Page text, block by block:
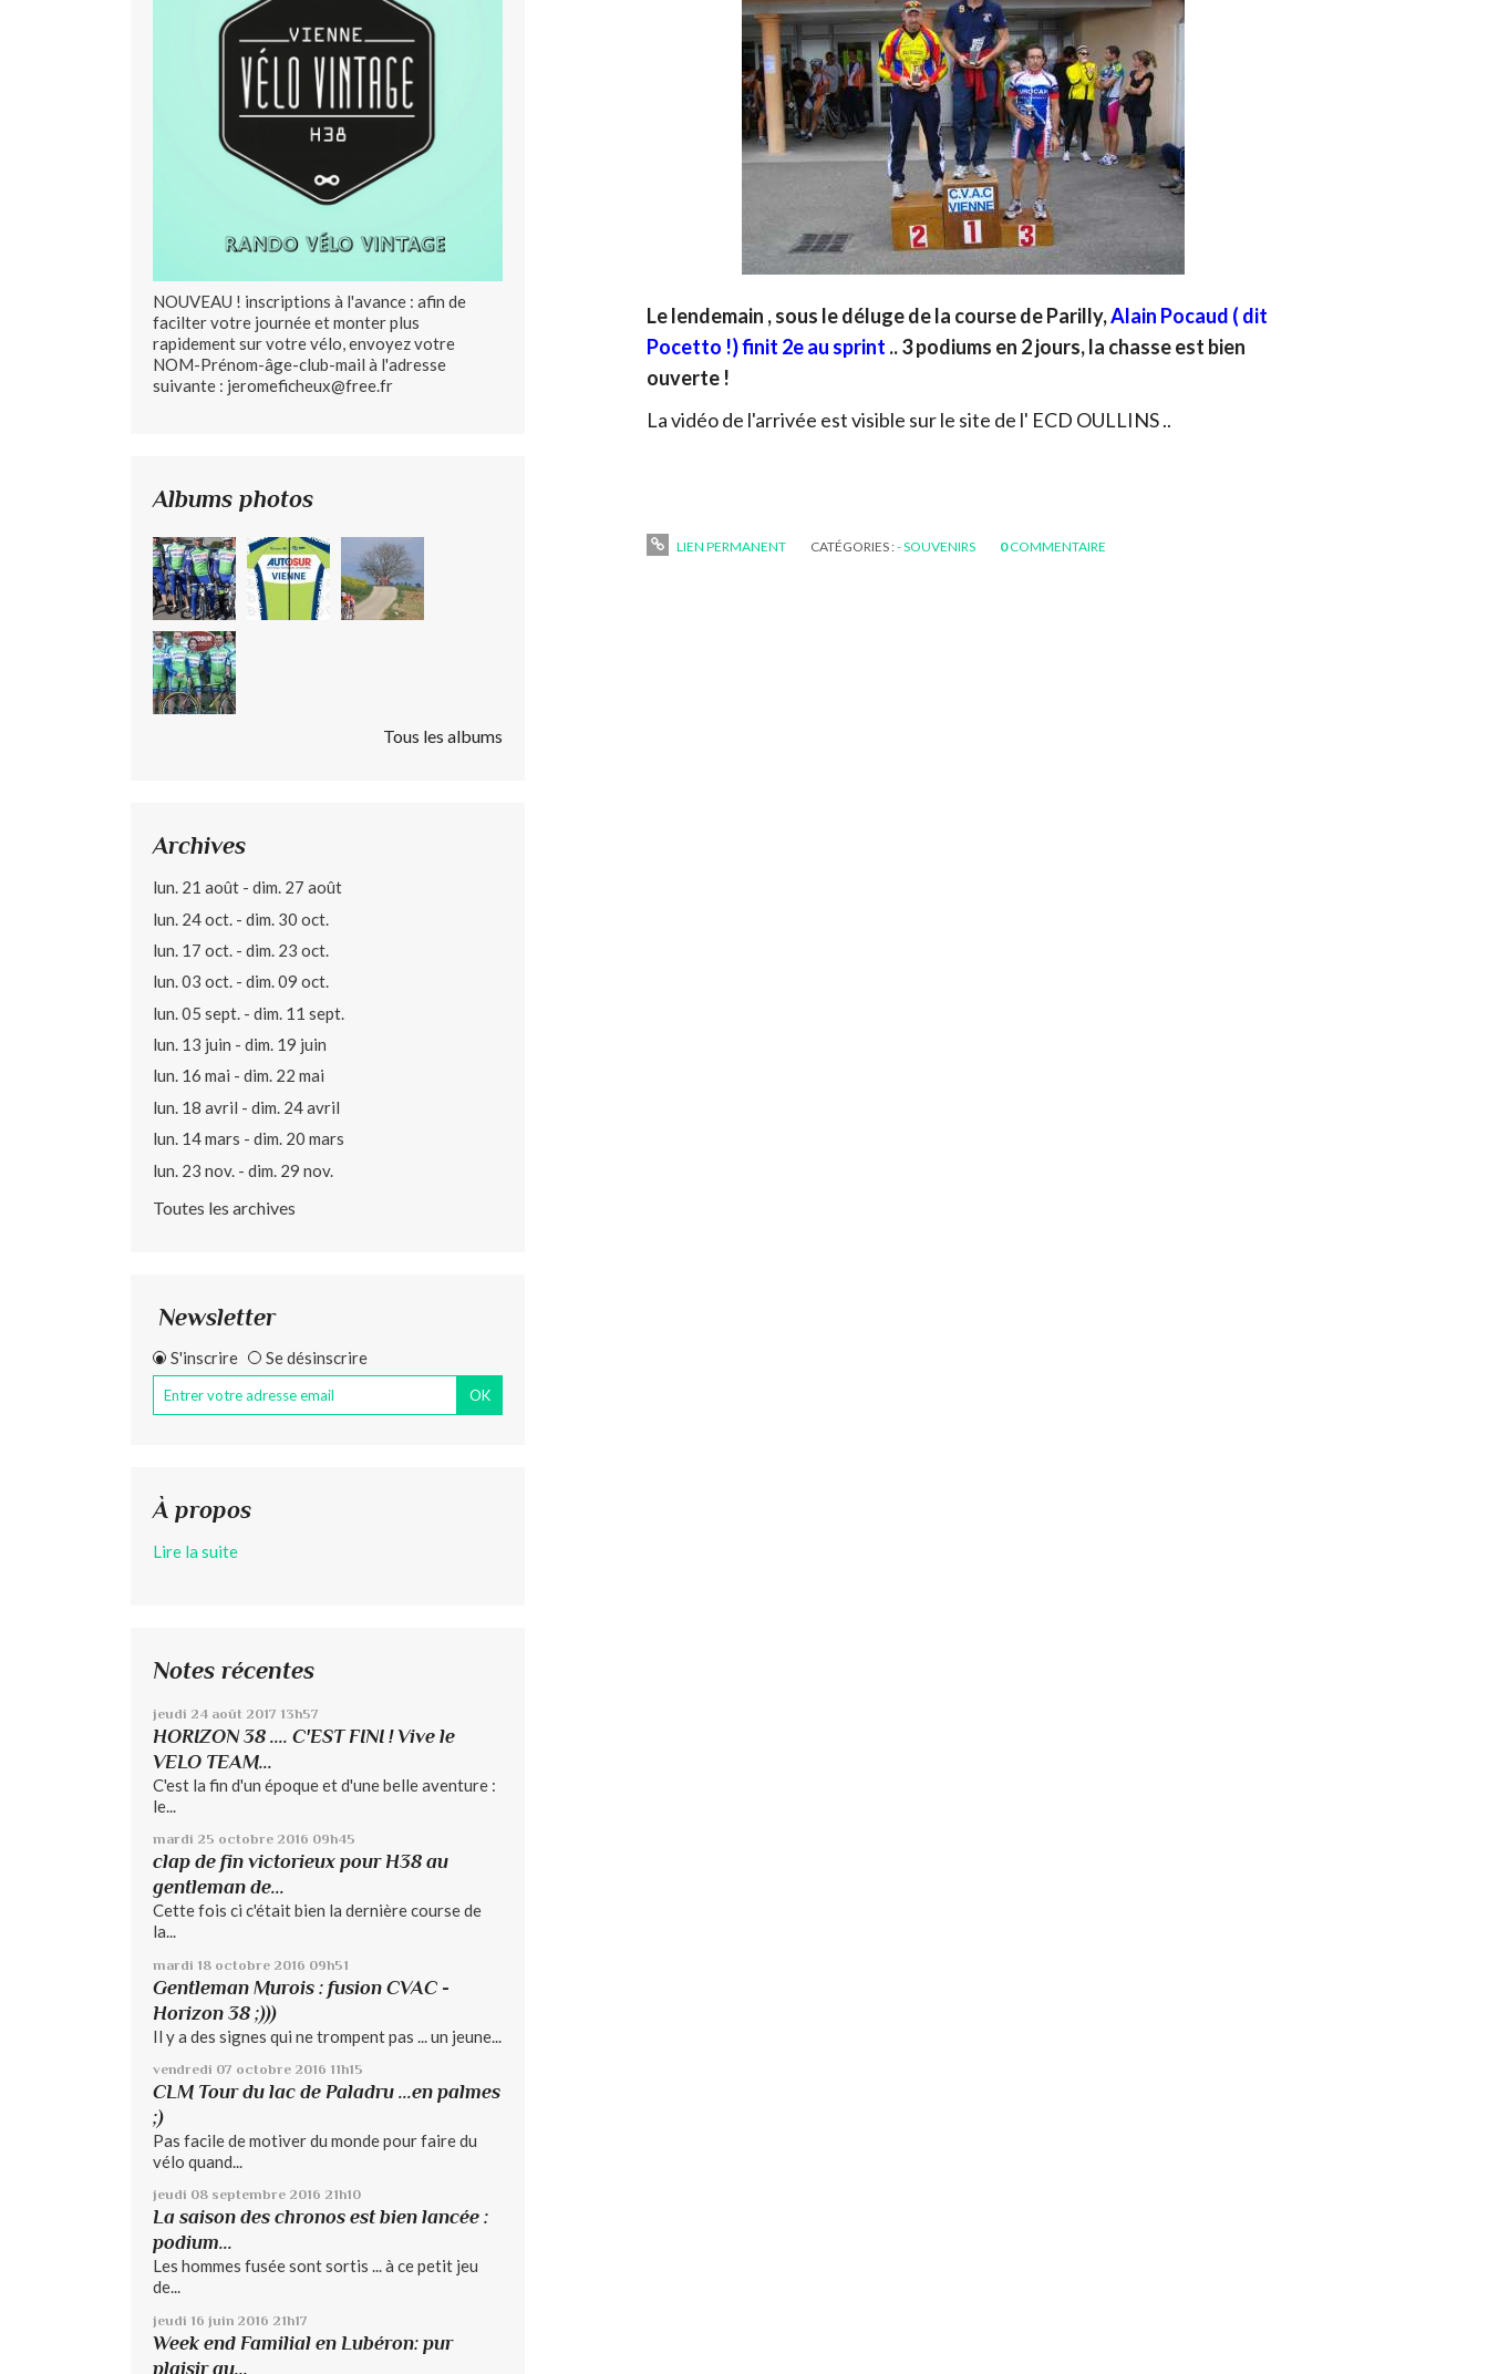
NOUVEAU ! inscriptions à l'avance : afin de
facilter votre journée et monter plus
rapidement sur votre vélo, envoyez votre
NOM-Prénom-âge-club-mail à l'adresse
suivante : jeromeficheux@free.fr
Albums photos
Tous les albums
Archives
lun. 21 août - dim. 27 août
lun. 24 oct. - dim. 30 oct.
lun. 17 oct. - dim. 23 oct.
lun. 03 oct. - dim. 09 oct.
lun. 05 sept. - dim. 11 sept.
lun. 13 juin - dim. 19 juin
lun. 16 mai - dim. 22 mai
lun. 18 avril - dim. 24 avril
lun. 14 mars - dim. 20 mars
lun. 23 nov. - dim. 29 nov.
Toutes les archives
Newsletter
S'inscrire Se désinscrire
À propos
Lire la suite
Notes récentes
jeudi 24 août 2017 13h57
HORIZON 38 .... C'EST FINI ! Vive le
VELO TEAM...
C'est la fin d'un époque et d'une belle aventure :
le...
mardi 25 octobre 2016 09h45
clap de fin victorieux pour H38 au
gentleman de...
Cette fois ci c'était bien la dernière course de
la...
mardi 18 octobre 2016 09h51
Gentleman Murois : fusion CVAC -
Horizon 38 ;)))
Il y a des signes qui ne trompent pas ... un jeune...
vendredi 07 octobre 2016 11h15
CLM Tour du lac de Paladru ...en palmes
;)
Pas facile de motiver du monde pour faire du
vélo quand...
jeudi 08 septembre 2016 21h10
La saison des chronos est bien lancée :
podium...
Les hommes fusée sont sortis ... à ce petit jeu
de...
jeudi 16 juin 2016 21h17
Week end Familial en Lubéron: pur
plaisir au...
Le lendemain , sous le déluge de la course de Parilly,Alain Pocaud ( dit
Pocetto !) finit 2e au sprint .. 3 podiums en 2 jours, la chasse est bien
ouverte !
La vidéo de l'arrivée est visible sur le site de l' ECD OULLINS ..
LIEN PERMANENT CATÉGORIES :- SOUVENIRS 0COMMENTAIRE